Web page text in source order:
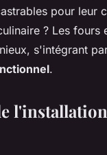
pour leur
? Les fours
s'intégrant
.